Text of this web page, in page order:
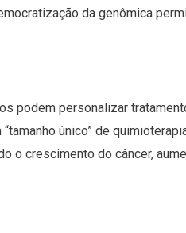
da genômica
podem personalizar
único” de
o crescimento do câncer,